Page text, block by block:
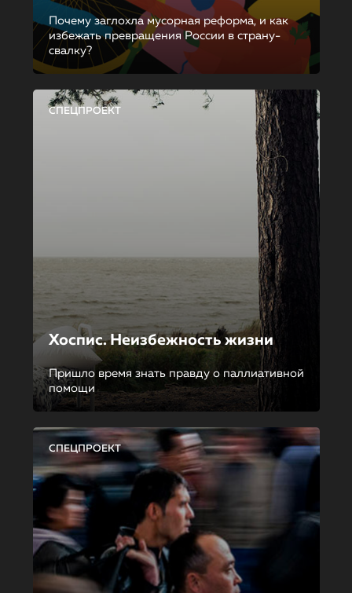
Почему заглохла мусорная реформа, и как
избежать превращения России в страну-
свалку?
СПЕЦПРОЕКТ
Хоспис. Неизбежность жизни
Пришло время знать правду о паллиативной
помощи
СПЕЦПРОЕКТ